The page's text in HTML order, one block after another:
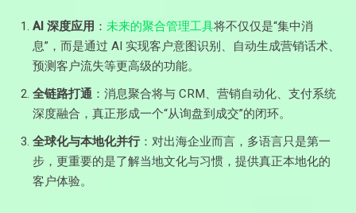
AI 深度应用 ： 未来的聚合管理工具将不仅仅是“集中消
息”，而是通过 AI 实现客户意图识别、自动生成营销话术、
预测客户流失等更高级的功能。
全链路打通 ：消息聚合将与 CRM、营销自动化、支付系统
深度融合，真正形成一个“从询盘到成交”的闭环。
全球化与本地化并行：对出海企业而言，多语言只是第一
步，更重要的是了解当地文化与习惯，提供真正本地化的
客户体验。